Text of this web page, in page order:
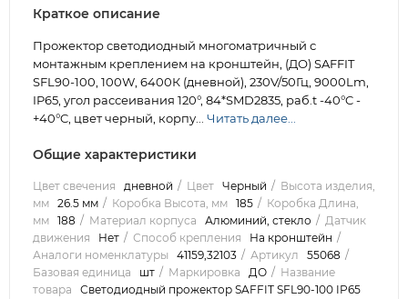
Краткое описание
Прожектор светодиодный многоматричный с
монтажным креплением на кронштейн, (ДО) SAFFIT
SFL90-100, 100W, 6400К (дневной), 230V/50Гц, 9000Lm,
IP65, угол рассеивания 120°, 84*SMD2835, раб.t -40°C -
+40°C, цвет черный, корпу... Читать далее...
Общие характеристики
Цвет свечения дневной Цвет Черный
Высота изделия,
мм 26.5 мм Коробка Высота, мм 185
Коробка Длина,
мм 188 Материал корпуса Алюминий, стекло
Датчик
движения
Нет Способ крепления
На кронштейн
Аналоги номенклатуры
41159,32103 Артикул
55068
Базовая единица
шт Маркировка ДО
Название
товара
Светодиодный прожектор SAFFIT SFL90-100 IP65